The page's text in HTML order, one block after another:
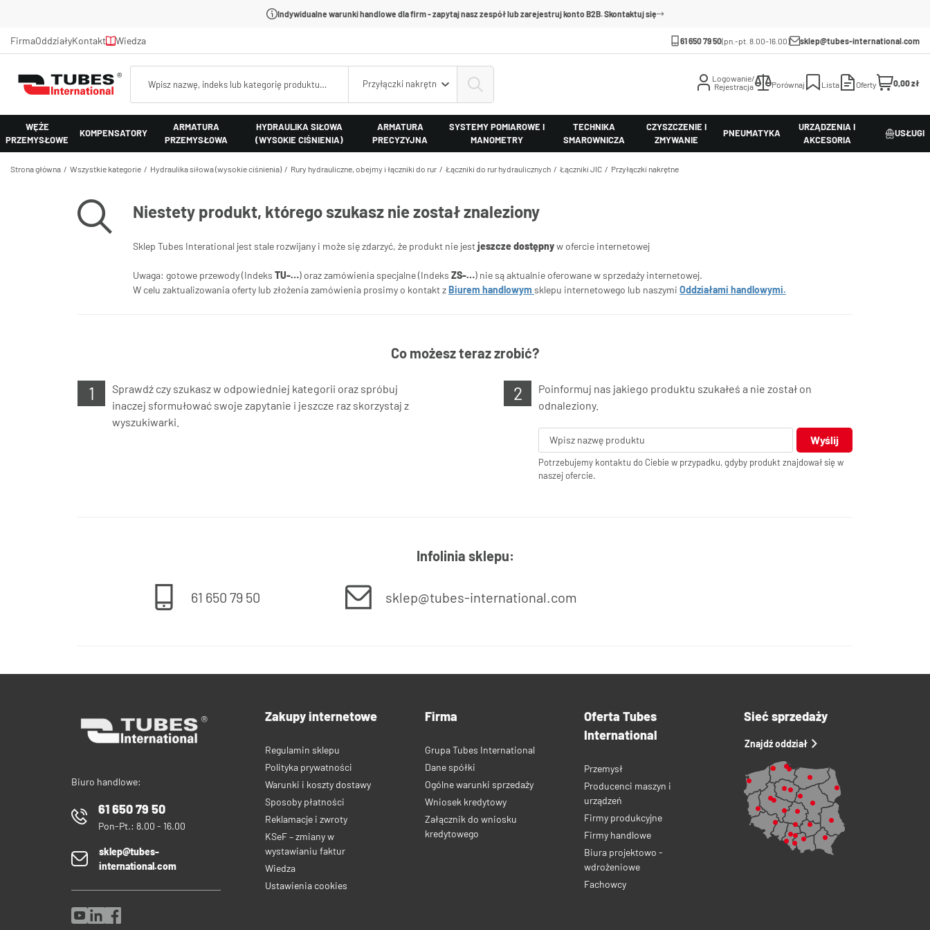
Indywidualne warunki handlowe dla firm - zapytaj nasz zespół lub zarejestruj konto B2B. Skontaktuj się
FirmaOddziałyKontakt Wiedza 61 650 79 50(pn.-pt. 8.00-16.00) sklep@tubes-international.com
Przyłączki nakrętne
Logowanie/
Rejestracja
Porównaj Lista Oferty 0,00 zł
WĘŻE
PRZEMYSŁOWE
KOMPENSATORY
ARMATURA
PRZEMYSŁOWA
HYDRAULIKA SIŁOWA
(WYSOKIE CIŚNIENIA)
ARMATURA
PRECYZYJNA
SYSTEMY POMIAROWE I
MANOMETRY
TECHNIKA
SMAROWNICZA
CZYSZCZENIE I
ZMYWANIE
PNEUMATYKA
URZĄDZENIA I
AKCESORIA
USŁUGI
Strona główna Wszystkie kategorie Hydraulika siłowa (wysokie ciśnienia) Rury hydrauliczne, obejmy i łączniki do rur Łączniki do rur hydraulicznych Łączniki JIC Przyłączki nakrętne
Niestety produkt, którego szukasz nie został znaleziony
Sklep Tubes Interational jest stale rozwijany i może się zdarzyć, że produkt nie jestjeszcze dostępnyw ofercie internetowej
Uwaga: gotowe przewody (Indeks TU-…) oraz zamówienia specjalne (Indeks ZS-…) nie są aktualnie oferowane w sprzedaży internetowej.
W celu zaktualizowania oferty lub złożenia zamówienia prosimy o kontakt zBiurem handlowym sklepu internetowego lub naszymi Oddziałami handlowymi.
Co możesz teraz zrobić?
Sprawdź czy szukasz w odpowiedniej kategorii oraz spróbuj
inaczej sformułować swoje zapytanie i jeszcze raz skorzystaj z
wyszukiwarki.
Poinformuj nas jakiego produktu szukałeś a nie został on
odnaleziony.
Wyślij
Potrzebujemy kontaktu do Ciebie w przypadku, gdyby produkt znajdował się w
naszej ofercie.
Infolinia sklepu:
61 650 79 50 sklep@tubes-international.com
Biuro handlowe:
61 650 79 50
Pon-Pt.: 8.00 - 16.00
sklep@tubes-
international.com
Zakupy internetowe
Regulamin sklepu
Polityka prywatności
Warunki i koszty dostawy
Sposoby płatności
Reklamacje i zwroty
KSeF – zmiany w
wystawianiu faktur
Wiedza
Ustawienia cookies
Firma
Grupa Tubes International
Dane spółki
Ogólne warunki sprzedaży
Wniosek kredytowy
Załącznik do wniosku
kredytowego
Oferta Tubes
International
Przemysł
Producenci maszyn i
urządzeń
Firmy produkcyjne
Firmy handlowe
Biura projektowo -
wdrożeniowe
Fachowcy
Sieć sprzedaży
Znajdź oddział